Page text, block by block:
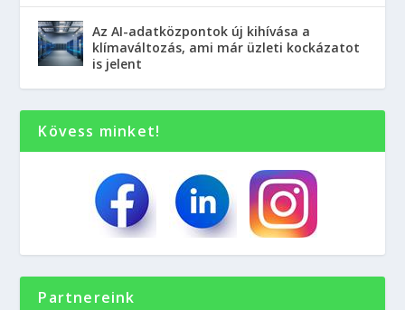
Az AI-adatközpontok új kihívása a
klímaváltozás, ami már üzleti kockázatot
is jelent
Kövess minket!
Partnereink